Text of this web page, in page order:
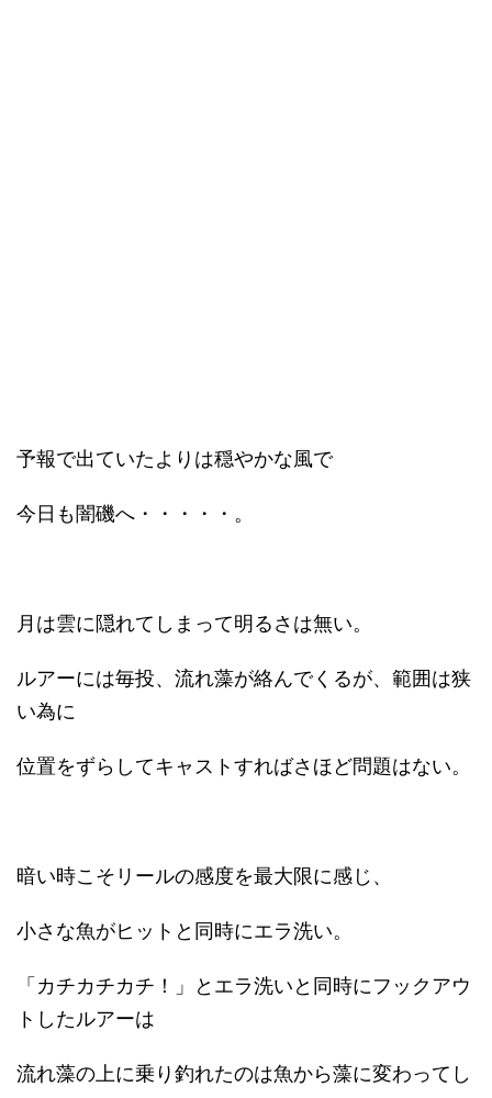
予報で出ていたよりは穏やかな風で
今日も闇磯へ・・・・・。
月は雲に隠れてしまって明るさは無い。
ルアーには毎投、流れ藻が絡んでくるが、範囲は狭
い為に
位置をずらしてキャストすればさほど問題はない。
暗い時こそリールの感度を最大限に感じ、
小さな魚がヒットと同時にエラ洗い。
「カチカチカチ！」とエラ洗いと同時にフックアウ
トしたルアーは
流れ藻の上に乗り釣れたのは魚から藻に変わってし